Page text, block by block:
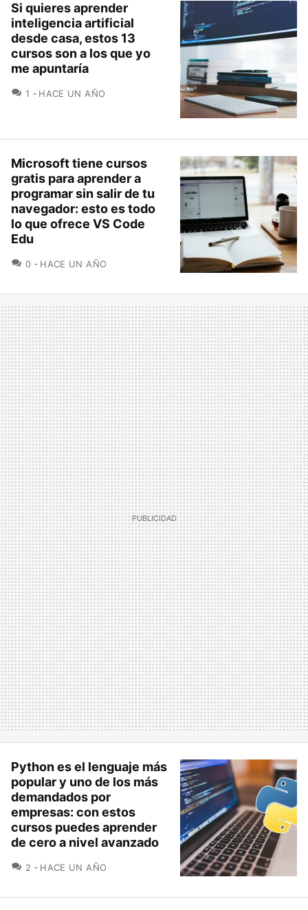
Si quieres aprender
inteligencia artificial
desde casa, estos 13
cursos son a los que yo
me apuntaría
1 COMENTARIOS
HACE UN AÑO
Microsoft tiene cursos
gratis para aprender a
programar sin salir de tu
navegador: esto es todo
lo que ofrece VS Code
Edu
0 COMENTARIOS
HACE UN AÑO
Python es el lenguaje más
popular y uno de los más
demandados por
empresas: con estos
cursos puedes aprender
de cero a nivel avanzado
2 COMENTARIOS
HACE UN AÑO